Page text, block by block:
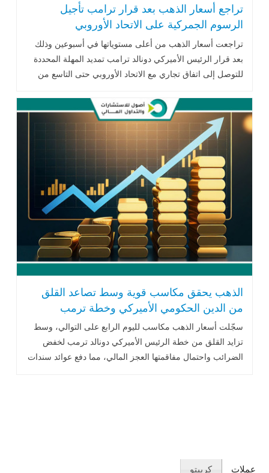
تراجع أسعار الذهب بعد قرار ترامب تأجيل
الرسوم الجمركية على الاتحاد الأوروبي
تراجعت أسعار الذهب من أعلى مستوياتها في أسبوعين وذلك
بعد قرار الرئيس الأميركي دونالد ترامب تمديد المهلة المحددة
للتوصل إلى اتفاق تجاري مع الاتحاد الأوروبي حتى التاسع من
الذهب يحقق مكاسب قوية وسط تصاعد القلق
من الدين الحكومي الأميركي وخطة ترمب
الضريبية
سجّلت أسعار الذهب مكاسب لليوم الرابع على التوالي، وسط
تزايد القلق من خطة الرئيس الأميركي دونالد ترمب لخفض
الضرائب واحتمال مفاقمتها العجز المالي، مما دفع عوائد سندات
عملات كريبتو